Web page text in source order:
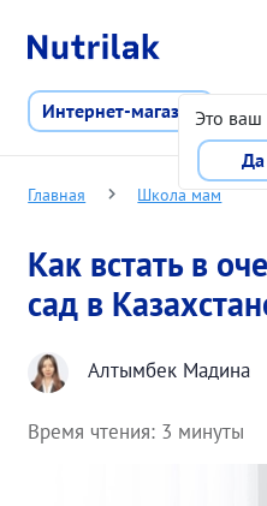
Это ваш
Да
Интернет-магазин
Главная Школа мам
Как встать в
сад в
Алтымбек Мадина
Время чтения: 3 минуты